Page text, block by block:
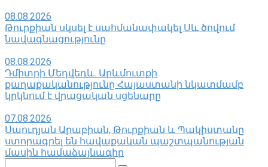
08.08.2026
Թուրքիան սկսել է սահմանափակել Սև ծովում
նավագնացությունը
08.08.2026
Դմիտրի Մեդվեդև. Արևմուտքի
քաղաքականությունը Հայաստանի նկատմամբ
կրկնում է վրացական սցենարը
07.08.2026
Սաուդյան Արաբիան, Թուրքիան և Պակիստանը
ստորագրել են հավաքական պաշտպանության
մասին համաձայնագիր